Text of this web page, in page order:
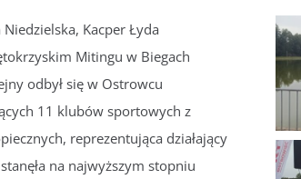
Kacper Łyda
Mitingu w Biegach
odbył się w Ostrowcu
11 klubów sportowych z
reprezentująca działający
na najwyższym stopniu